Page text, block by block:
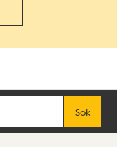
Sök